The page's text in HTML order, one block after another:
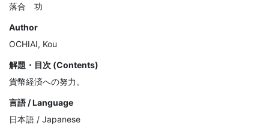
落合 功
Author
OCHIAI, Kou
解題・目次 (Contents)
貨幣経済への努力。
言語 / Language
日本語 / Japanese